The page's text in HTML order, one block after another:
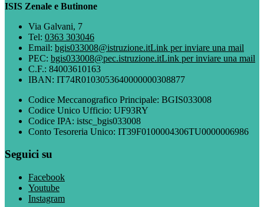
ISIS Zenale e Butinone
Via Galvani, 7
Tel: 0363 303046
Email: bgis033008@istruzione.itLink per inviare una mail
PEC: bgis033008@pec.istruzione.itLink per inviare una mail
C.F.: 84003610163
IBAN: IT74R0103053640000000308877
Codice Meccanografico Principale: BGIS033008
Codice Unico Ufficio: UF93RY
Codice IPA: istsc_bgis033008
Conto Tesoreria Unico: IT39F0100004306TU0000006986
Seguici su
Facebook
Youtube
Instagram